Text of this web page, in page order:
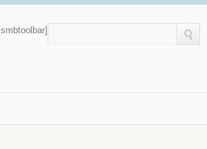
[smbtoolbar]